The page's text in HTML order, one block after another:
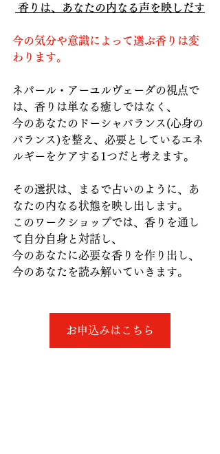
香りは、あなたの内なる声を映しだす
今の気分や意識によって選ぶ香りは変
わります。
ネパール・アーユルヴェーダの視点で
は、香りは単なる癒しではなく、
今のあなたのドーシャバランス(心身の
バランス)を整え、必要としているエネ
ルギーをケアする1つだと考えます。
その選択は、まるで占いのように、あ
なたの内なる状態を映し出します。
このワークショップでは、香りを通し
て自分自身と対話し、
今のあなたに必要な香りを作り出し、
今のあなたを読み解いていきます。
お申込みはこちら